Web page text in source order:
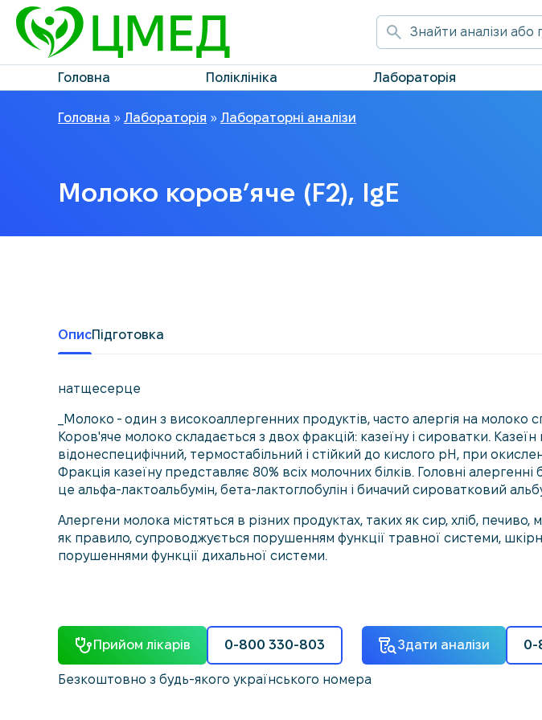
Головна Поліклініка Лабораторія
Головна » Лабораторія » Лабораторні аналізи
Молоко коров’яче (F2), IgE
ОписПідготовка
натщесерце
_Молоко - один з високоаллергенних продуктів, часто алергія на молоко
Коров'яче молоко складається з двох фракцій: казеїну і сироватки. Казеїн
відонеспецифічний, термостабільний і стійкий до кислого pH, при
Фракція казеїну представляє 80% всіх молочних білків. Головні
це альфа-лактоальбумін, бета-лактоглобулін і бичачий сироватковий
Алергени молока містяться в різних продуктах, таких як сир, хліб, печиво,
як правило, супроводжується порушенням функції травної системи,
порушеннями функції дихальної системи.
Прийом лікарів 0-800 330-803 Здати аналізи 0-
Безкоштовно з будь-якого українського номера